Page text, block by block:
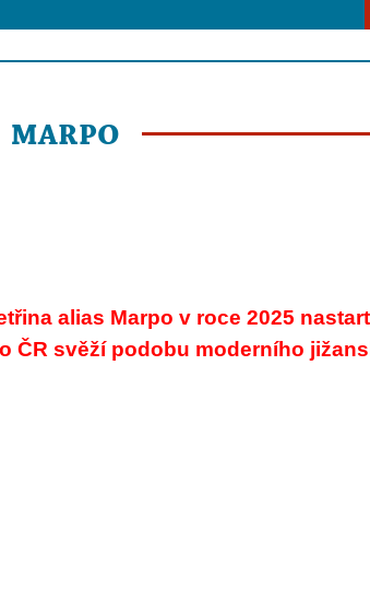
MARPO
alias Marpo v roce 2025
ČR svěží podobu moderního